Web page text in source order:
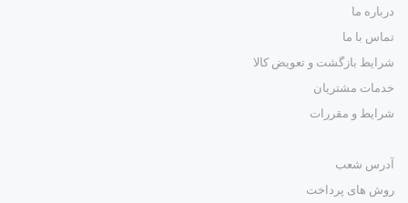
درباره ما
تماس با ما
شرایط بازگشت و تعویض کالا
خدمات مشتریان
شرایط و مقررات
آدرس شعب
روش های پرداخت